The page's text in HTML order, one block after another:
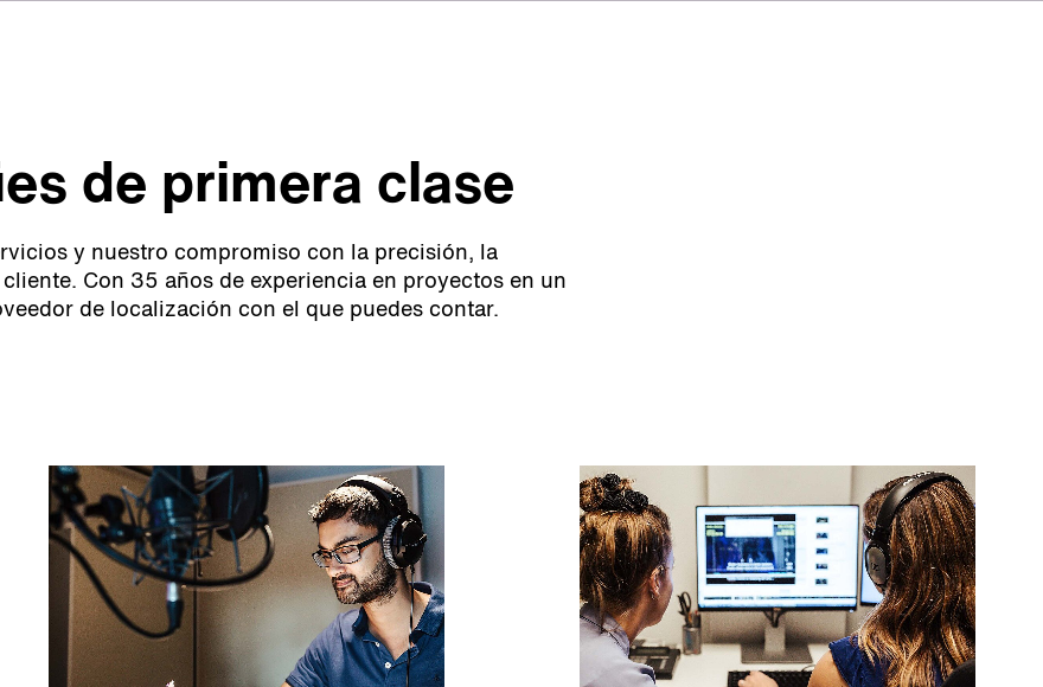
de primera clase
y nuestro compromiso con la precisión, la
Con 35 años de experiencia en proyectos en un
de localización con el que puedes contar.